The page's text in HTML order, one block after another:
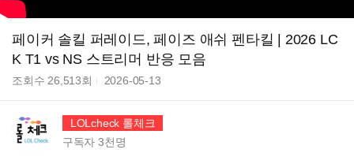
페이커 솔킬 퍼레이드, 페이즈 애쉬 펜타킬 | 2026 LC
K T1 vs NS 스트리머 반응 모음
조회수 26,513회 2026-05-13
LOLcheck 롤체크
구독자3천명